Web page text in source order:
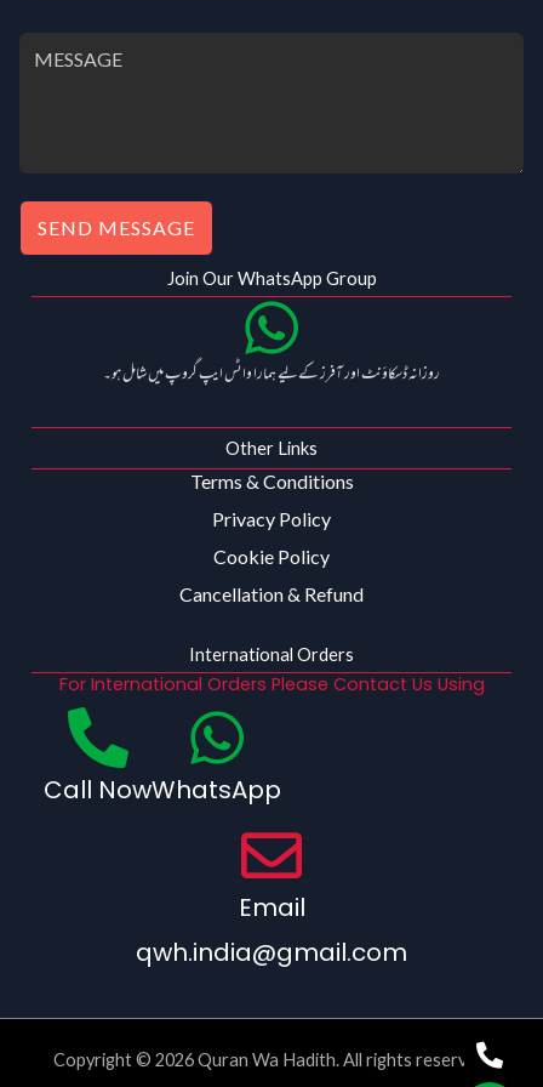
SEND MESSAGE
Join Our WhatsApp Group
روزانہ ڈسکاؤنٹ اور آفرز کے لیے ہمارا واٹس ایپ گروپ میں شامل ہو۔
Other Links
Terms & Conditions
Privacy Policy
Cookie Policy
Cancellation & Refund
International Orders
For International Orders Please Contact Us Using
Call NowWhatsApp
Email
qwh.india@gmail.com
Copyright © 2026 Quran Wa Hadith. All rights reserved.